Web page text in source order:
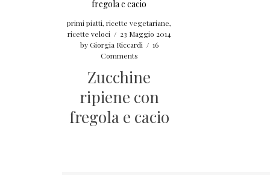
primi piatti,ricette vegetariane,
ricette veloci / 23 Maggio 2014
byGiorgia Riccardi / 16
Comments
Zucchine
ripiene con
fregola e cacio